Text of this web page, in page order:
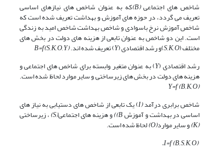
شاخص های اجتماعی(B) که به عنوان شاخص های نیازهای اساسی
تعریف می گردد، در حوزه های آموزش و بهداشت تعریف شده است که
شاخص آموزش نرخ باسوادی و شاخص بهداشت شاخص امید به زندگی
است. این دو شاخص به عنوان تابعی از هزینه های دولت در بخش های
مختلف (S, K, O)و رشد اقتصادی (Y) تعریف شده اند.B=f(S, K, O, Y)
رشد اقتصادی (Y) به عنوان متغیر وابسته برای شاخص های اجتماعی و
هزینه های دولت در بخش های زیرساختی و سایر موارد لحاظ شده است.
Y=f (B, K, O)
شاخص برابری درآمد(I ) یک تابعی از شاخص های دستیابی به نیاز های
اساسی در بهداشت و آموزشB)
)و هزینه های اجتماعی(S) ، زیرساختی
(K) و سایر موارد(O)
لحاظ شده است.
I=f (B, S, K, O).